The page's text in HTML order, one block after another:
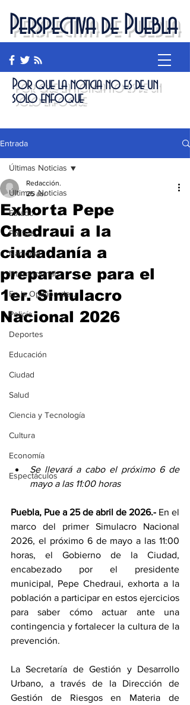
Perspectiva de Puebla
Por que la noticia no es de un
solo enfoque
Entrada
Últimas Noticias
Estado
Política
Nacional
Internacional
En la Opinión de...
Policía
Deportes
Educación
Ciudad
Salud
Ciencia y Tecnología
Cultura
Economía
Espectáculos
Últimas Noticias
Exhorta Pepe
Chedraui a la
ciudadanía a
prepararse para el
1er. Simulacro
Nacional 2026
Redacción.
25 abr
Se llevará a cabo el próximo 6 de
mayo a las 11:00 horas
Puebla, Pue a 25 de abril de 2026.- En el
marco del primer Simulacro Nacional
2026, el próximo 6 de mayo a las 11:00
horas, el Gobierno de la Ciudad,
encabezado por el presidente
municipal, Pepe Chedraui, exhorta a la
población a participar en estos ejercicios
para saber cómo actuar ante una
contingencia y fortalecer la cultura de la
prevención.
La Secretaría de Gestión y Desarrollo
Urbano, a través de la Dirección de
Gestión de Riesgos en Materia de